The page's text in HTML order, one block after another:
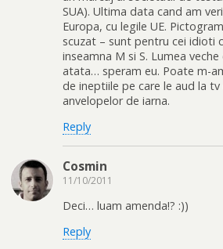
SUA). Ultima data cand am
Europa, cu legile UE.
scuzat – sunt pentru cei idioti
inseamna M si S. Lumea
atata… speram eu. Poate m-
de ineptiile pe care le aud la
anvelopelor de iarna.
Reply
Cosmin
11/10/2011
Deci… luam amenda!? :))
Reply